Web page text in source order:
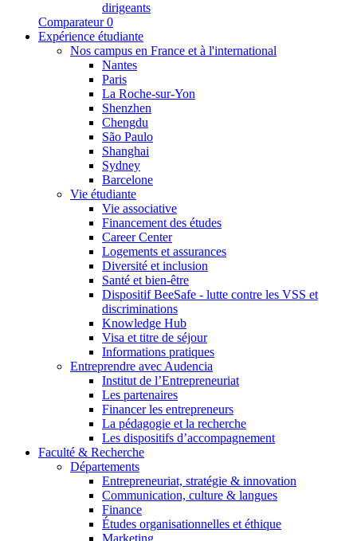
dirigeants
Comparateur 0
Expérience étudiante
Nos campus en France et à l'international
Nantes
Paris
La Roche-sur-Yon
Shenzhen
Chengdu
São Paulo
Shanghai
Sydney
Barcelone
Vie étudiante
Vie associative
Financement des études
Career Center
Logements et assurances
Diversité et inclusion
Santé et bien-être
Dispositif BeeSafe - lutte contre les VSS et
discriminations
Knowledge Hub
Visa et titre de séjour
Informations pratiques
Entreprendre avec Audencia
Institut de l’Entrepreneuriat
Les partenaires
Financer les entrepreneurs
La pédagogie et la recherche
Les dispositifs d’accompagnement
Faculté & Recherche
Départements
Entrepreneuriat, stratégie & innovation
Communication, culture & langues
Finance
Études organisationnelles et éthique
Marketing